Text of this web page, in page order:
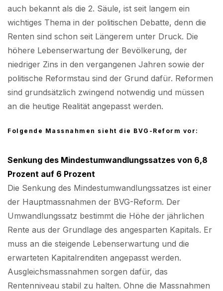
auch bekannt als die 2. Säule, ist seit langem ein
wichtiges Thema in der politischen Debatte, denn die
Renten sind schon seit Längerem unter Druck. Die
höhere Lebenserwartung der Bevölkerung, der
niedriger Zins in den vergangenen Jahren sowie der
politische Reformstau sind der Grund dafür. Reformen
sind grundsätzlich zwingend notwendig und müssen
an die heutige Realität angepasst werden.
Folgende Massnahmen sieht die BVG-Reform vor:
Senkung des Mindestumwandlungssatzes von 6,8
Prozent auf 6 Prozent
Die Senkung des Mindestumwandlungssatzes ist einer
der Hauptmassnahmen der BVG-Reform. Der
Umwandlungssatz bestimmt die Höhe der jährlichen
Rente aus der Grundlage des angesparten Kapitals. Er
muss an die steigende Lebenserwartung und die
erwarteten Kapitalrenditen angepasst werden.
Ausgleichsmassnahmen sorgen dafür, das
Rentenniveau stabil zu halten. Ohne die Massnahmen